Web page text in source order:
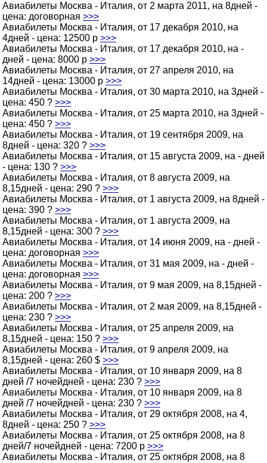
Авиабилеты Москва - Италия, от 2 марта 2011, на 8дней -
цена: договорная >>>
Авиабилеты Москва - Италия, от 17 декабря 2010, на
4дней - цена: 12500 p >>>
Авиабилеты Москва - Италия, от 17 декабря 2010, на -
дней - цена: 8000 p >>>
Авиабилеты Москва - Италия, от 27 апреля 2010, на
14дней - цена: 13000 p >>>
Авиабилеты Москва - Италия, от 30 марта 2010, на 3дней -
цена: 450 ? >>>
Авиабилеты Москва - Италия, от 25 марта 2010, на 3дней -
цена: 450 ? >>>
Авиабилеты Москва - Италия, от 19 сентября 2009, на
8дней - цена: 320 ? >>>
Авиабилеты Москва - Италия, от 15 августа 2009, на - дней
- цена: 130 ? >>>
Авиабилеты Москва - Италия, от 8 августа 2009, на
8,15дней - цена: 290 ? >>>
Авиабилеты Москва - Италия, от 1 августа 2009, на 8дней -
цена: 390 ? >>>
Авиабилеты Москва - Италия, от 1 августа 2009, на
8,15дней - цена: 300 ? >>>
Авиабилеты Москва - Италия, от 14 июня 2009, на - дней -
цена: договорная >>>
Авиабилеты Москва - Италия, от 31 мая 2009, на - дней -
цена: договорная >>>
Авиабилеты Москва - Италия, от 9 мая 2009, на 8,15дней -
цена: 200 ? >>>
Авиабилеты Москва - Италия, от 2 мая 2009, на 8,15дней -
цена: 230 ? >>>
Авиабилеты Москва - Италия, от 25 апреля 2009, на
8,15дней - цена: 150 ? >>>
Авиабилеты Москва - Италия, от 9 апреля 2009, на
8,15дней - цена: 260 $ >>>
Авиабилеты Москва - Италия, от 10 января 2009, на 8
дней /7 ночейдней - цена: 230 ? >>>
Авиабилеты Москва - Италия, от 10 января 2009, на 8
дней /7 ночейдней - цена: 230 ? >>>
Авиабилеты Москва - Италия, от 29 октября 2008, на 4,
8дней - цена: 250 ? >>>
Авиабилеты Москва - Италия, от 25 октября 2008, на 8
дней/7 ночейдней - цена: 7200 p >>>
Авиабилеты Москва - Италия, от 25 октября 2008, на 8